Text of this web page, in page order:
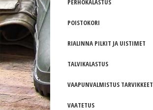
PERHOKALASTUS
POISTOKORI
RIALINNA PILKIT JA UISTIMET
TALVIKALASTUS
VAAPUNVALMISTUS TARVIKKEET
VAATETUS